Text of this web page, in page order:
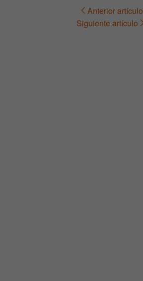
Navegación Anterior artículo
Siguiente artículo